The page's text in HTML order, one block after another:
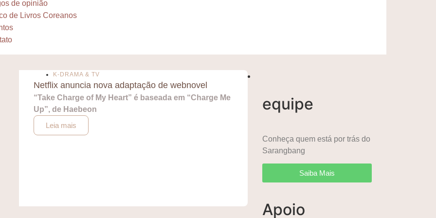
de opinião
de Livros Coreanos
K-DRAMA & TV
Netflix anuncia nova adaptação de webnovel
“Take Charge of My Heart” é baseada em “Charge Me
Up”, de Haebeon
Leia mais
equipe
Conheça quem está por trás do
Sarangbang
Saiba Mais
Apoio